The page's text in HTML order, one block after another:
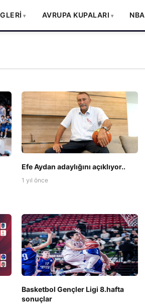
AVRUPA KUPALARI NBA
Efe Aydan adaylığını açıklıyor..
1 yıl önce
Basketbol Gençler Ligi 8.hafta
sonuçlar